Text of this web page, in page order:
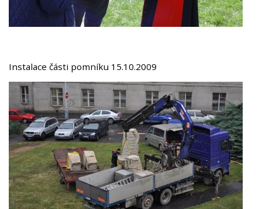
Instalace části pomníku 15.10.2009